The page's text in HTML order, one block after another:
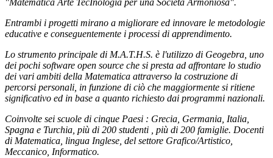
"Matematica Arte TecInologia per una Società Armoniosa".
Entrambi i progetti mirano a migliorare ed innovare le metodologie
educative e conseguentemente i processi di apprendimento.
Lo strumento principale di M.A.T.H.S. è l'utilizzo di Geogebra, uno
dei pochi software open source che si presta ad affrontare lo studio
dei vari ambiti della Matematica attraverso la costruzione di
percorsi personali, in funzione di ciò che maggiormente si ritiene
significativo ed in base a quanto richiesto dai programmi nazionali.
Coinvolte sei scuole di cinque Paesi : Grecia, Germania, Italia,
Spagna e Turchia, più di 200 studenti , più di 200 famiglie. Docenti
di Matematica, lingua Inglese, del settore Grafico/Artistico,
Meccanico, Informatico.